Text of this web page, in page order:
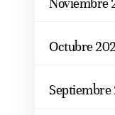
Octubre
Septiembre